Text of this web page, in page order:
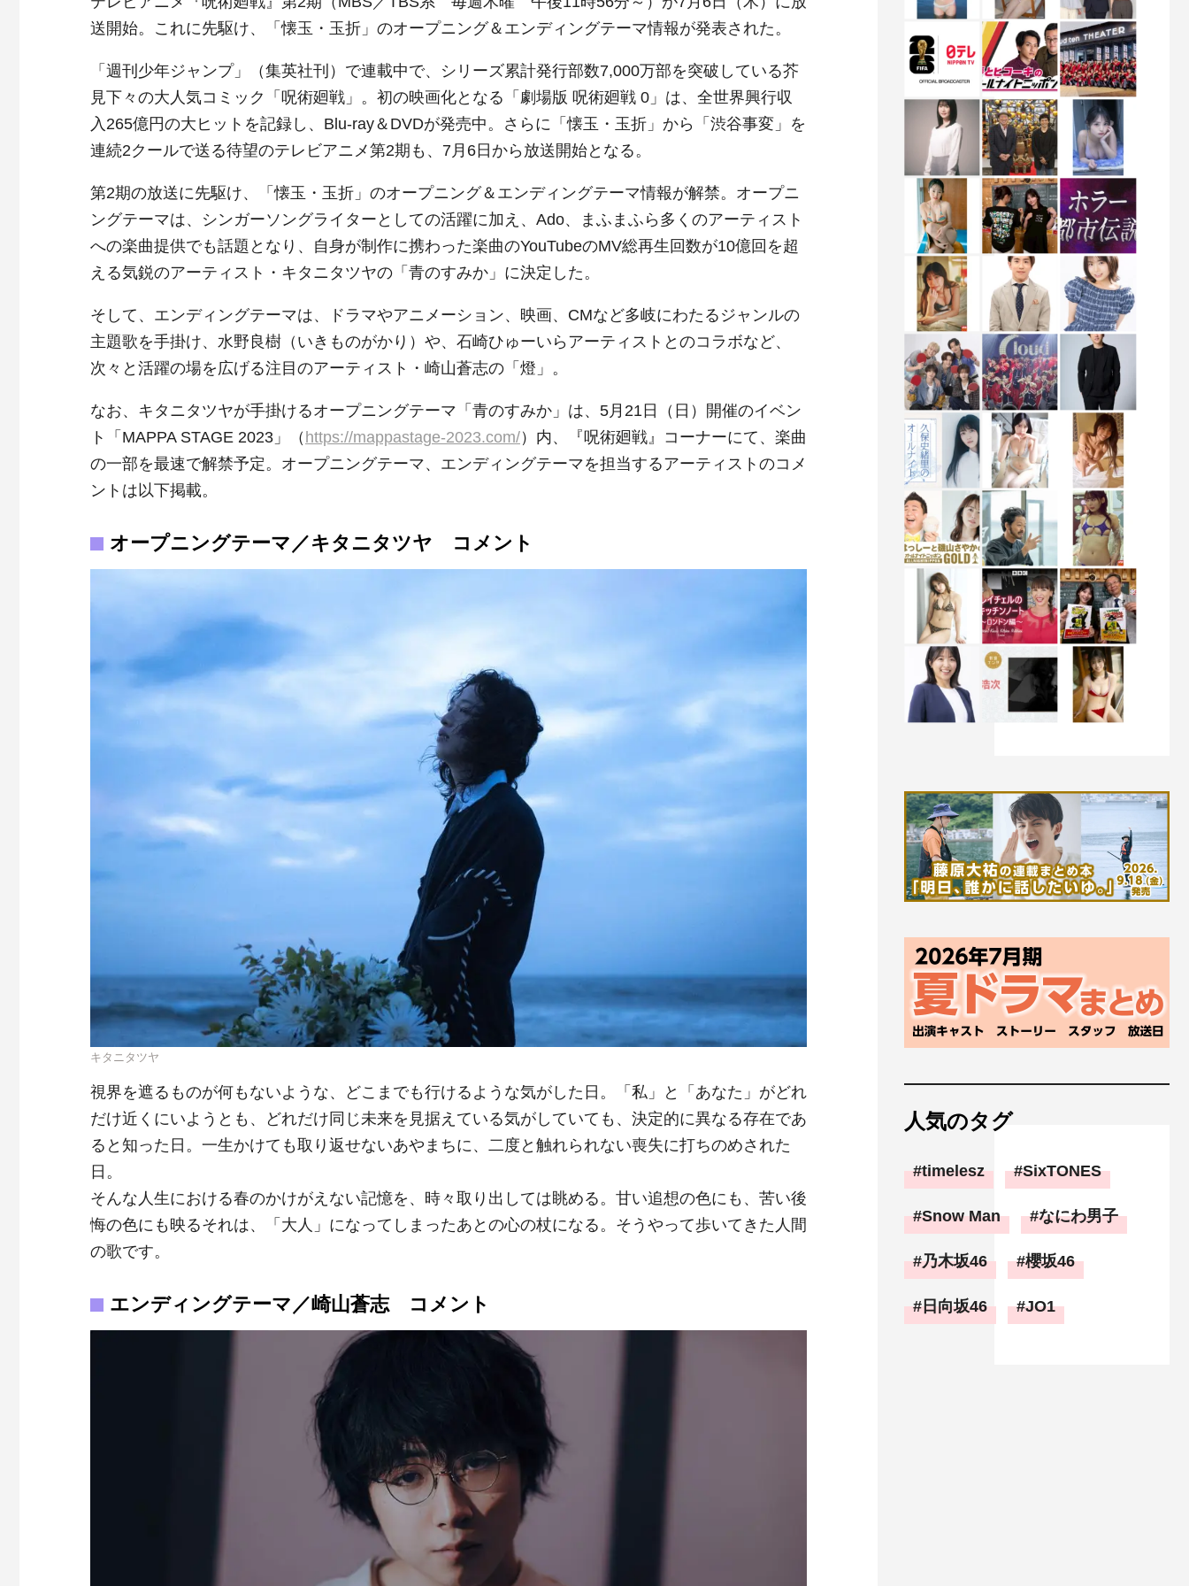
送開始。これに先駆け、「懐玉・玉折」のオープニング＆エンディングテーマ情報が発表された。
「週刊少年ジャンプ」（集英社刊）で連載中で、シリーズ累計発行部数7,000万部を突破している芥
見下々の大人気コミック「呪術廻戦」。初の映画化となる「劇場版 呪術廻戦 0」は、全世界興行収
入265億円の大ヒットを記録し、Blu-ray＆DVDが発売中。さらに「懐玉・玉折」から「渋谷事変」を
連続2クールで送る待望のテレビアニメ第2期も、7月6日から放送開始となる。
第2期の放送に先駆け、「懐玉・玉折」のオープニング＆エンディングテーマ情報が解禁。オープニ
ングテーマは、シンガーソングライターとしての活躍に加え、Ado、まふまふら多くのアーティスト
への楽曲提供でも話題となり、自身が制作に携わった楽曲のYouTubeのMV総再生回数が10億回を超
える気鋭のアーティスト・キタニタツヤの「青のすみか」に決定した。
そして、エンディングテーマは、ドラマやアニメーション、映画、CMなど多岐にわたるジャンルの
主題歌を手掛け、水野良樹（いきものがかり）や、石崎ひゅーいらアーティストとのコラボなど、
次々と活躍の場を広げる注目のアーティスト・崎山蒼志の「燈」。
なお、キタニタツヤが手掛けるオープニングテーマ「青のすみか」は、5月21日（日）開催のイベン
ト「MAPPA STAGE 2023」（ https://mappastage-2023.com/）内、『呪術廻戦』コーナーにて、楽曲
の一部を最速で解禁予定。オープニングテーマ、エンディングテーマを担当するアーティストのコメ
ントは以下掲載。
オープニングテーマ／キタニタツヤ コメント
キタニタツヤ
視界を遮るものが何もないような、どこまでも行けるような気がした日。「私」と「あなた」がどれ
だけ近くにいようとも、どれだけ同じ未来を見据えている気がしていても、決定的に異なる存在であ
ると知った日。一生かけても取り返せないあやまちに、二度と触れられない喪失に打ちのめされた
日。
そんな人生における春のかけがえない記憶を、時々取り出しては眺める。甘い追想の色にも、苦い後
悔の色にも映るそれは、「大人」になってしまったあとの心の杖になる。そうやって歩いてきた人間
の歌です。
エンディングテーマ／崎山蒼志 コメント
人気のタグ
timelesz SixTONES
Snow Man なにわ男子
乃木坂46 櫻坂46
日向坂46 JO1